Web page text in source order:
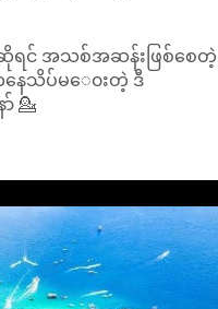
ရင် အသစ်အဆန်းဖြစ်စေတဲ့
နေသိပ်မ​ေ၀းတဲ့ ဒီ
💁
Larn ကျွန်းသည်
Island လို့လူသိများကြပါ
ည် စိမ်းလန်းတ​ဲ့သစ်ပင်
ျဲနေသောသဲဖြူဖြူများရဲ့
Koh Larn ကျွန်းရောက်ရ